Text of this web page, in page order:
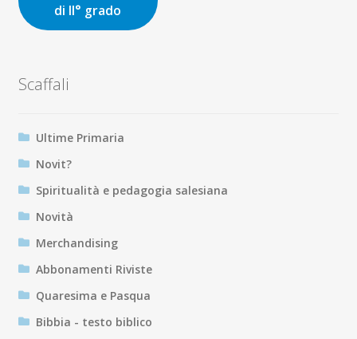
di II° grado
Scaffali
Ultime Primaria
Novit?
Spiritualità e pedagogia salesiana
Novità
Merchandising
Abbonamenti Riviste
Quaresima e Pasqua
Bibbia - testo biblico